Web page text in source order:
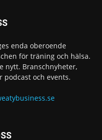
enda oberoende
för träning och hälsa.
nytt. Branschnyheter,
och events.